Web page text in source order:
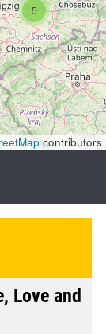
5
contributors
Love and